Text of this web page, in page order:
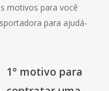
motivos para você
para ajudá-
1° motivo para